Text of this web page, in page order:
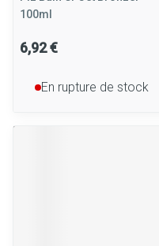
100ml
6,92 €
En rupture de stock